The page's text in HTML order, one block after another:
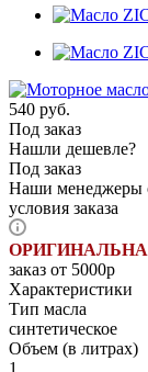
540 руб.
Под заказ
Нашли дешевле?
Под заказ
Наши менеджеры
условия заказа
заказ от 5000р
Характеристики
Тип масла
синтетическое
Объем (в литрах)
1